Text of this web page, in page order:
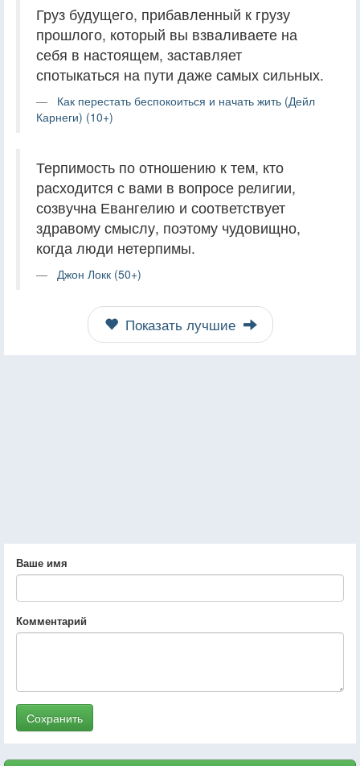
Груз будущего, прибавленный к грузу
прошлого, который вы взваливаете на
себя в настоящем, заставляет
спотыкаться на пути даже самых сильных.
Как перестать беспокоиться и начать жить (Дейл
Карнеги) (10+)
Терпимость по отношению к тем, кто
расходится с вами в вопросе религии,
созвучна Евангелию и соответствует
здравому смыслу, поэтому чудовищно,
когда люди нетерпимы.
Джон Локк (50+)
Показать лучшие
Ваше имя
Комментарий
Сохранить